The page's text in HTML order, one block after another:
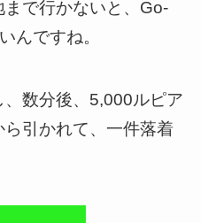
で行かないと、Go-
んですね。
数分後、5,000ルピア
引かれて、一件落着